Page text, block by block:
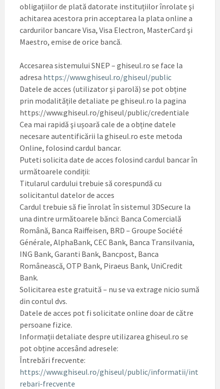
obligațiilor de plată datorate instituțiilor înrolate şi
achitarea acestora prin acceptarea la plata online a
cardurilor bancare Visa, Visa Electron, MasterCard şi
Maestro, emise de orice bancă.
Accesarea sistemului SNEP – ghiseul.ro se face la
adresa https://www.ghiseul.ro/ghiseul/public
Datele de acces (utilizator şi parolă) se pot obține
prin modalitățile detaliate pe ghiseul.ro la pagina
https://www.ghiseul.ro/ghiseul/public/credentiale
Cea mai rapidă şi ușoară cale de a obține datele
necesare autentificării la ghiseul.ro este metoda
Online, folosind cardul bancar.
Puteti solicita date de acces folosind cardul bancar în
următoarele condiții:
Titularul cardului trebuie să corespundă cu
solicitantul datelor de acces
Cardul trebuie să fie înrolat în sistemul 3DSecure la
una dintre următoarele bănci: Banca Comercială
Română, Banca Raiffeisen, BRD – Groupe Société
Générale, AlphaBank, CEC Bank, Banca Transilvania,
ING Bank, Garanti Bank, Bancpost, Banca
Românească, OTP Bank, Piraeus Bank, UniCredit
Bank.
Solicitarea este gratuită – nu se va extrage nicio sumă
din contul dvs.
Datele de acces pot fi solicitate online doar de către
persoane fizice.
Informații detaliate despre utilizarea ghiseul.ro se
pot obține accesând adresele:
Întrebări frecvente:
https://www.ghiseul.ro/ghiseul/public/informatii/int
rebari-frecvente